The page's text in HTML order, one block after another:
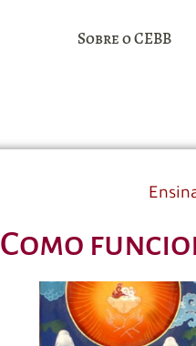
Sobre o CEBB
Como